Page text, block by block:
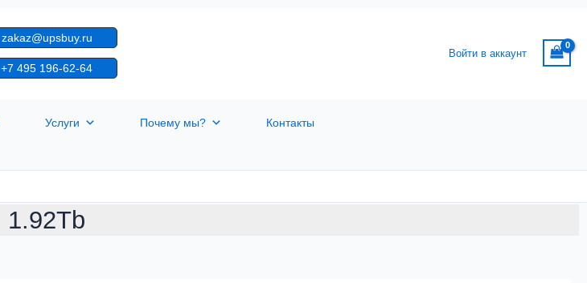
zakaz@upsbuy.ru
+7 495 196-62-64
Войти в аккаунт
Услуги Почему мы? Контакты
1.92Tb